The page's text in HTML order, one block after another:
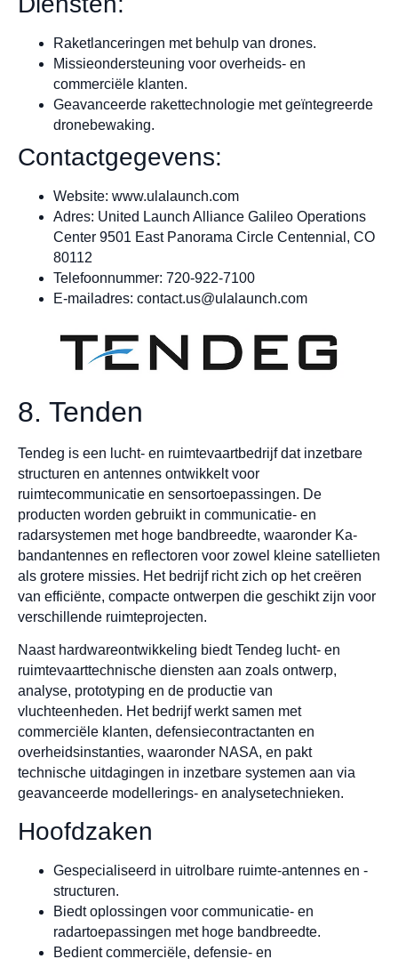
Raketlanceringen met behulp van drones.
Missieondersteuning voor overheids- en
commerciële klanten.
Geavanceerde rakettechnologie met geïntegreerde
dronebewaking.
Contactgegevens:
Website: www.ulalaunch.com
Adres: United Launch Alliance Galileo Operations
Center 9501 East Panorama Circle Centennial, CO
80112
Telefoonnummer: 720-922-7100
E-mailadres: contact.us@ulalaunch.com
8. Tenden
Tendeg is een lucht- en ruimtevaartbedrijf dat inzetbare
structuren en antennes ontwikkelt voor
ruimtecommunicatie en sensortoepassingen. De
producten worden gebruikt in communicatie- en
radarsystemen met hoge bandbreedte, waaronder Ka-
bandantennes en reflectoren voor zowel kleine satellieten
als grotere missies. Het bedrijf richt zich op het creëren
van efficiënte, compacte ontwerpen die geschikt zijn voor
verschillende ruimteprojecten.
Naast hardwareontwikkeling biedt Tendeg lucht- en
ruimtevaarttechnische diensten aan zoals ontwerp,
analyse, prototyping en de productie van
vluchteenheden. Het bedrijf werkt samen met
commerciële klanten, defensiecontractanten en
overheidsinstanties, waaronder NASA, en pakt
technische uitdagingen in inzetbare systemen aan via
geavanceerde modellerings- en analysetechnieken.
Hoofdzaken
Gespecialiseerd in uitrolbare ruimte-antennes en -
structuren.
Biedt oplossingen voor communicatie- en
radartoepassingen met hoge bandbreedte.
Bedient commerciële, defensie- en